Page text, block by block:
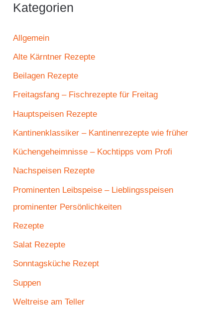
Kategorien
Allgemein
Alte Kärntner Rezepte
Beilagen Rezepte
Freitagsfang – Fischrezepte für Freitag
Hauptspeisen Rezepte
Kantinenklassiker – Kantinenrezepte wie früher
Küchengeheimnisse – Kochtipps vom Profi
Nachspeisen Rezepte
Prominenten Leibspeise – Lieblingsspeisen
prominenter Persönlichkeiten
Rezepte
Salat Rezepte
Sonntagsküche Rezept
Suppen
Weltreise am Teller